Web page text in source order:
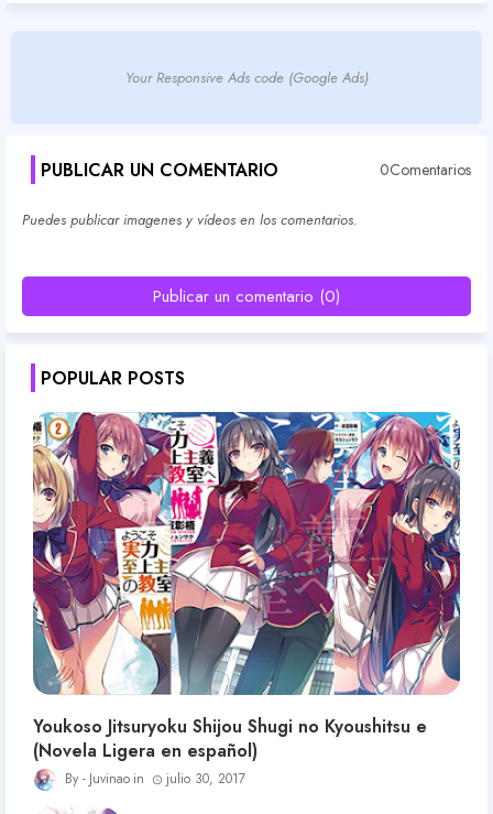
Your Responsive Ads code (Google Ads)
PUBLICAR UN COMENTARIO 0Comentarios
Puedes publicar imagenes y vídeos en los comentarios.
Publicar un comentario (0)
POPULAR POSTS
Youkoso Jitsuryoku Shijou Shugi no Kyoushitsu e
(Novela Ligera en español)
Juvinao julio 30, 2017